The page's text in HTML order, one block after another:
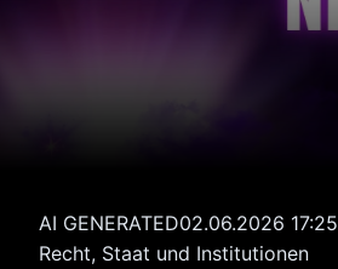
AI GENERATED02.06.2026 17:25
Recht, Staat und Institutionen